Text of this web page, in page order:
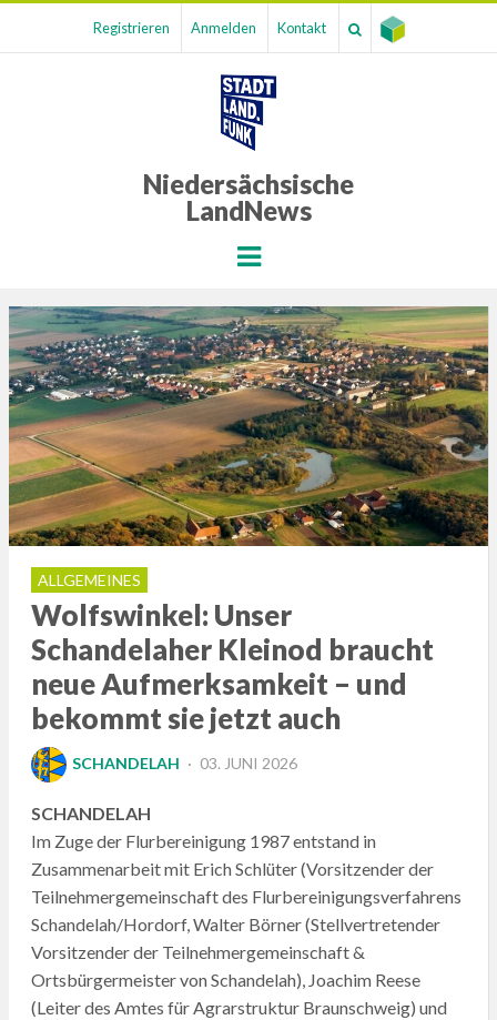
Registrieren Anmelden Kontakt
Niedersächsische
LandNews
Menu
ALLGEMEINES
Wolfswinkel: Unser
Schandelaher Kleinod braucht
neue Aufmerksamkeit – und
bekommt sie jetzt auch
SCHANDELAH
POSTED
03. JUNI 2026
SCHANDELAH
Im Zuge der Flurbereinigung 1987 entstand in
Zusammenarbeit mit Erich Schlüter (Vorsitzender der
Teilnehmergemeinschaft des Flurbereinigungsverfahrens
Schandelah/Hordorf, Walter Börner (Stellvertretender
Vorsitzender der Teilnehmergemeinschaft &
Ortsbürgermeister von Schandelah), Joachim Reese
(Leiter des Amtes für Agrarstruktur Braunschweig) und